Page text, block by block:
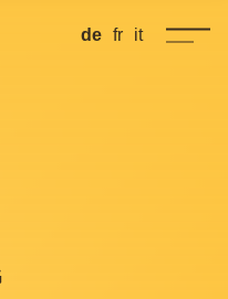
de fr it